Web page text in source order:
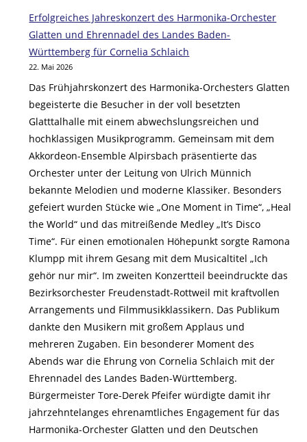
Erfolgreiches Jahreskonzert des Harmonika-Orchester
Glatten und Ehrennadel des Landes Baden-
Württemberg für Cornelia Schlaich
22. Mai 2026
Das Frühjahrskonzert des Harmonika-Orchesters Glatten
begeisterte die Besucher in der voll besetzten
Glatttalhalle mit einem abwechslungsreichen und
hochklassigen Musikprogramm. Gemeinsam mit dem
Akkordeon-Ensemble Alpirsbach präsentierte das
Orchester unter der Leitung von Ulrich Münnich
bekannte Melodien und moderne Klassiker. Besonders
gefeiert wurden Stücke wie „One Moment in Time“, „Heal
the World“ und das mitreißende Medley „It’s Disco
Time“. Für einen emotionalen Höhepunkt sorgte Ramona
Klumpp mit ihrem Gesang mit dem Musicaltitel „Ich
gehör nur mir“. Im zweiten Konzertteil beeindruckte das
Bezirksorchester Freudenstadt-Rottweil mit kraftvollen
Arrangements und Filmmusikklassikern. Das Publikum
dankte den Musikern mit großem Applaus und
mehreren Zugaben. Ein besonderer Moment des
Abends war die Ehrung von Cornelia Schlaich mit der
Ehrennadel des Landes Baden-Württemberg.
Bürgermeister Tore-Derek Pfeifer würdigte damit ihr
jahrzehntelanges ehrenamtliches Engagement für das
Harmonika-Orchester Glatten und den Deutschen